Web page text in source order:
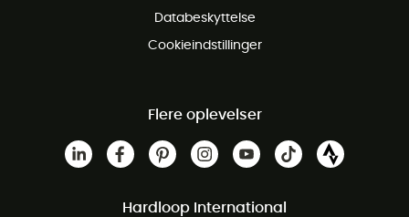
Databeskyttelse
Cookieindstillinger
Flere oplevelser
Hardloop International